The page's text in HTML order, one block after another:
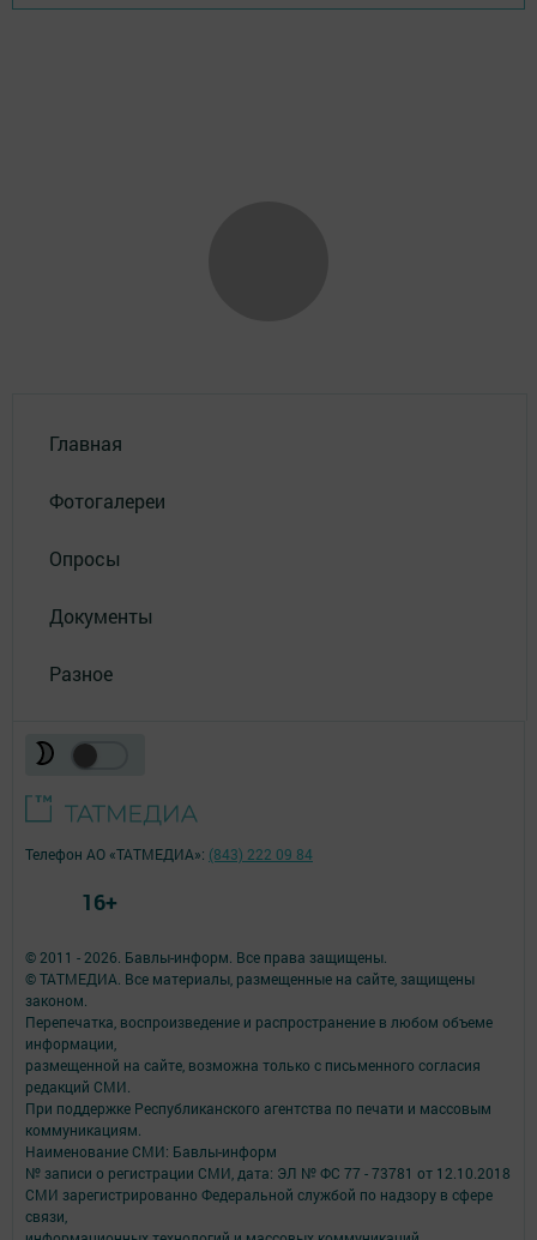
Главная
Фотогалереи
Опросы
Документы
Разное
© 2011 - 2026. Бавлы-информ. Все права защищены.
© ТАТМЕДИА. Все материалы, размещенные на сайте, защищены
законом.
Перепечатка, воспроизведение и распространение в любом объеме
информации,
размещенной на сайте, возможна только с письменного согласия
редакций СМИ.
При поддержке Республиканского агентства по печати и массовым
коммуникациям.
Наименование СМИ: Бавлы-информ
№ записи о регистрации СМИ, дата: ЭЛ № ФС 77 - 73781 от 12.10.2018
СМИ зарегистрированно Федеральной службой по надзору в сфере
связи,
Телефон АО «ТАТМЕДИА»: (843) 222 09 84
16+